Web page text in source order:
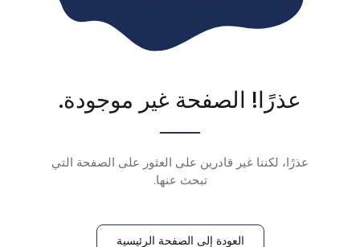
عذرًا! الصفحة غير موجودة.
عذرًا، لكننا غير قادرين على العثور على الصفحة التي
تبحث عنها.
العودة إلى الصفحة الرئيسية